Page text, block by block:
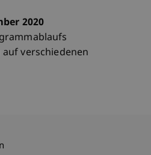
2020
verschiedenen